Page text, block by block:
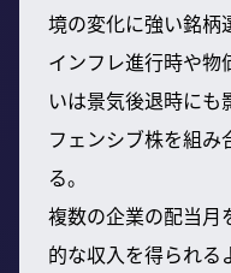
境の変化に強い銘柄
インフレ進行時や物
いは景気後退時にも
フェンシブ株を組
る。
複数の企業の配当月
的な収入を得られる